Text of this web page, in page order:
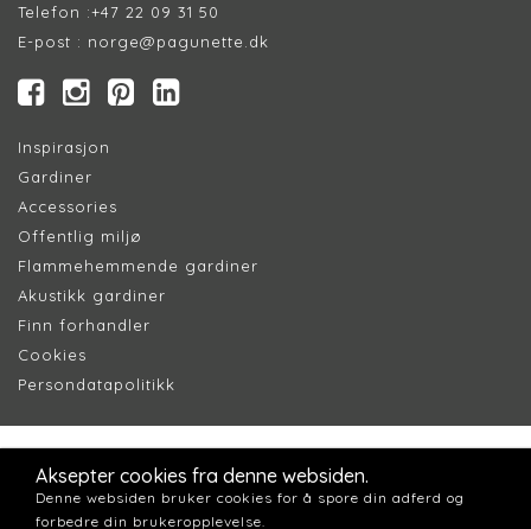
Telefon :+47 22 09 31 50
E-post : norge@pagunette.dk
Inspirasjon
Gardiner
Accessories
Offentlig miljø
Flammehemmende gardiner
Akustikk gardiner
Finn forhandler
Cookies
Persondatapolitikk
Aksepter cookies fra denne websiden.
Denne websiden bruker cookies for å spore din adferd og
forbedre din brukeropplevelse.